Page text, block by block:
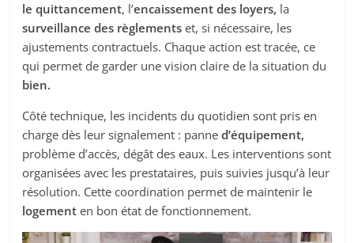
le quittancement, l’encaissement des loyers, la
surveillance des règlements et, si nécessaire, les
ajustements contractuels. Chaque action est tracée, ce
qui permet de garder une vision claire de la situation du
bien.
Côté technique, les incidents du quotidien sont pris en
charge dès leur signalement : panned’équipement,
problème d’accès, dégât des eaux. Les interventions sont
organisées avec les prestataires, puis suivies jusqu’à leur
résolution. Cette coordination permet de maintenir le
logement en bon état de fonctionnement.